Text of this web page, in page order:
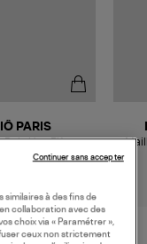
€
PARIS
Bain Une Pièce
Noir
similaires à des fins de
collaboration avec des
choix via « Paramétrer »,
ceux non strictement
Continuer sans accepter